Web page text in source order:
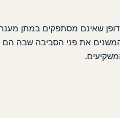
דופן שאינם מסתפקים במתן
המשנים את פני הסביבה שבה הם